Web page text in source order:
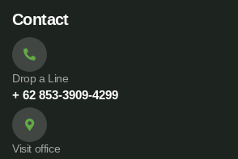
Contact
Drop a Line
+ 62 853-3909-4299
Visit office